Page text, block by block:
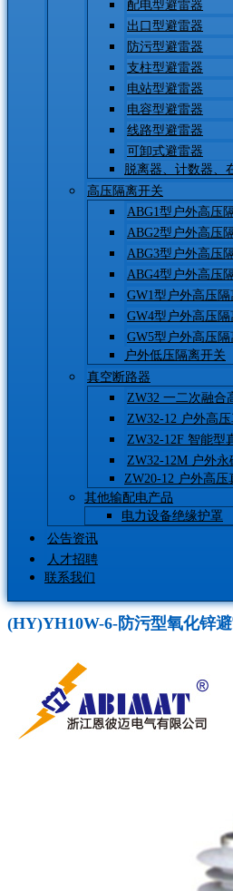
配电型避雷器
出口型避雷器
防污型避雷器
支柱型避雷器
电站型避雷器
电容型避雷器
线路型避雷器
可卸式避雷器
脱离器、计数器、
高压隔离开关
ABG1型户外高压
ABG2型户外高压
ABG3型户外高压
ABG4型户外高压
GW1型户外高压
GW4型户外高压
GW5型户外高压
户外低压隔离开关
真空断路器
ZW32 一二次融合
ZW32-12 户外高
ZW32-12F 智能型
ZW32-12M 户外
ZW20-12 户外高压
其他输配电产品
电力设备绝缘护罩
公告资讯
人才招聘
联系我们
(HY)YH10W-6-防污型氧化锌